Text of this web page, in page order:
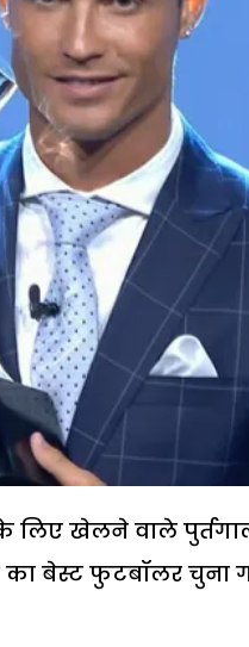
लिए खेलने वाले
का बेस्ट फुटबॉलर चुना